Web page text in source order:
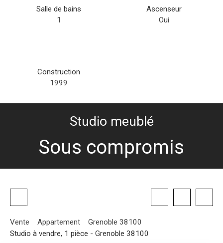
Salle de bains
1
Ascenseur
Oui
Construction
1999
Studio meublé
Sous compromis
Vente Appartement
Grenoble 38100
Studio à vendre, 1 pièce - Grenoble 38100